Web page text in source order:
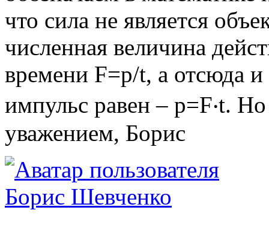
что сила не является
численная величина
времени F=p/t, а отсюда
импульс равен – p=F‧t.
уважением, Борис
Борис Шевченко